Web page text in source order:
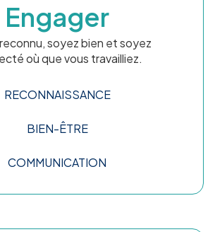
Engager
soyez bien et soyez
où que vous travailliez.
RECONNAISSANCE
BIEN-ÊTRE
COMMUNICATION